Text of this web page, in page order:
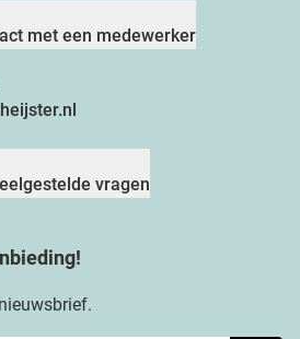
met een medewerker
vragen